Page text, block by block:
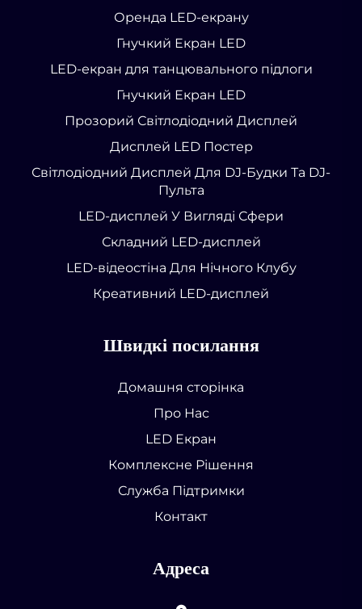
Оренда LED-екрану
Гнучкий Екран LED
LED-екран для танцювального підлоги
Гнучкий Екран LED
Прозорий Світлодіодний Дисплей
Дисплей LED Постер
Світлодіодний Дисплей Для DJ-Будки Та DJ-
Пульта
LED-дисплей У Вигляді Сфери
Складний LED-дисплей
LED-відеостіна Для Нічного Клубу
Креативний LED-дисплей
Швидкі посилання
Домашня сторінка
Про Нас
LED Екран
Комплексне Рішення
Служба Підтримки
Контакт
Адреса